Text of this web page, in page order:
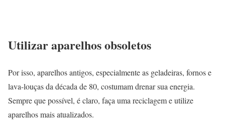
Utilizar aparelhos obsoletos
Por isso, aparelhos antigos, especialmente as geladeiras, fornos e
lava-louças da década de 80, costumam drenar sua energia.
Sempre que possível, é claro, faça uma reciclagem e utilize
aparelhos mais atualizados.